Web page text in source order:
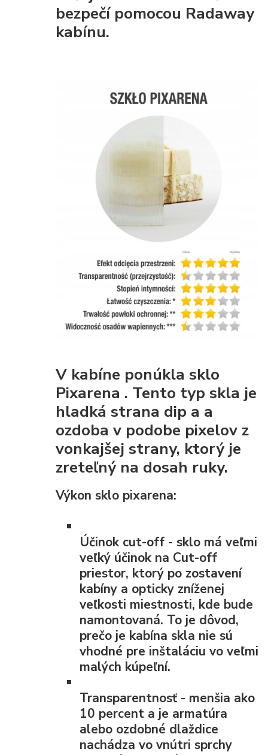
bezpečí pomocou Radaway
kabínu.
V kabíne ponúklasklo
Pixarena . Tento typ skla je
hladká strana dip a a
ozdoba v podobe pixelov z
vonkajšej strany, ktorý je
zreteľný na dosah ruky.
Výkon sklo pixarena:
Účinok cut-off - sklo má veľmi
veľký účinok na Cut-off
priestor, ktorý po zostavení
kabíny a opticky zníženej
veľkosti miestnosti, kde bude
namontovaná. To je dôvod,
prečo je kabína skla nie sú
vhodné pre inštaláciu vo veľmi
malých kúpeľní.
Transparentnosť - menšia ako
10 percent a je armatúra
alebo ozdobné dlaždice
nachádza vo vnútri sprchy